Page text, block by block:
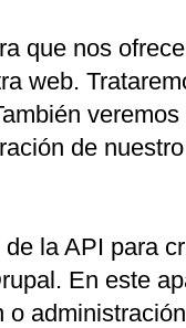
que nos
web.
de
la API para
En este